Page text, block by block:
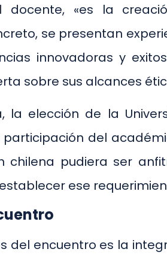
docente, «es la
se presentan
innovadoras y
sobre sus alcances
la elección de la
participación del
pudiera ser
ese
del encuentro es la